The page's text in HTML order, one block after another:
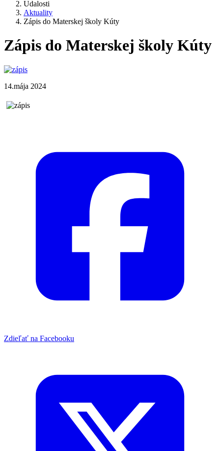
Udalosti
Aktuality
Zápis do Materskej školy Kúty
Zápis do Materskej školy Kúty
14.mája 2024
Zdieľať na Facebooku